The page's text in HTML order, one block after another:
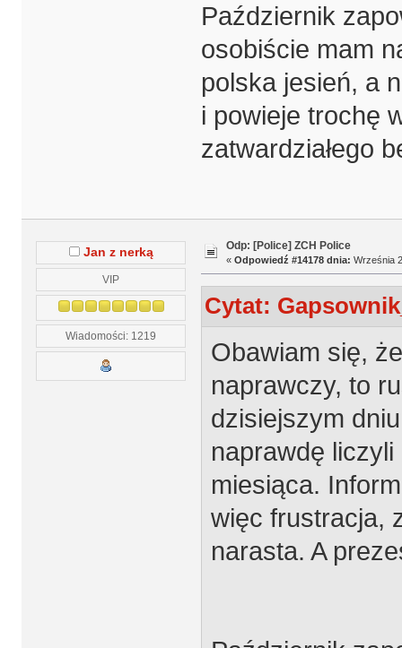
Październik
osobiście mam
polska jesień, a
i powieje trochę
zatwardziałego
Jan z nerką
VIP
Wiadomości: 1219
Odp: [Police] ZCH Police
« Odpowiedź #14178 dnia: Września
Cytat:
Obawiam się,
naprawczy, to
dzisiejszym
naprawdę liczyli
miesiąca.
więc frustracja,
narasta. A